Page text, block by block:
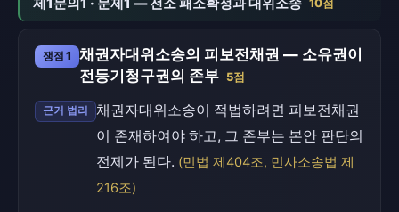
10점
쟁점 1
채권자대위소송의 피보전채권 — 소유권이
전등기청구권의 존부 5점
근거 법리
채권자대위소송이 적법하려면 피보전채권
이 존재하여야 하고, 그 존부는 본안 판단의
전제가 된다. (민법 제404조, 민사소송법 제
216조)